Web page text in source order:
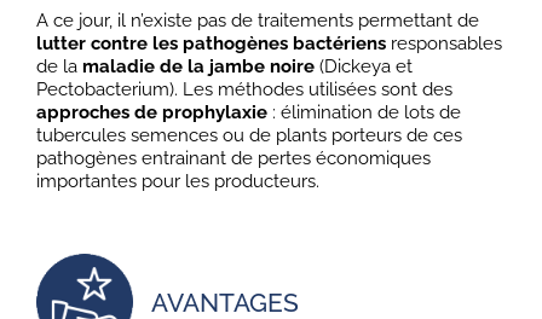
A ce jour, il n’existe pas de traitements permettant de
lutter contre les pathogènes bactériensresponsables
de la maladie de la jambe noire(Dickeya et
Pectobacterium). Les méthodes utilisées sont des
approches de prophylaxie: élimination de lots de
tubercules semences ou de plants porteurs de ces
pathogènes entrainant de pertes économiques
importantes pour les producteurs.
AVANTAGES